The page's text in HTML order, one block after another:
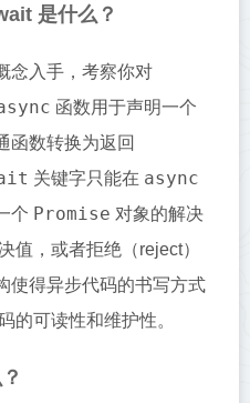
是什么？
念入手，考察你对
函数用于声明一个
函数转换为返回
关键字只能在 async
个 Promise 对象的解决
值，或者拒绝（reject）
使得异步代码的书写方式
的可读性和维护性。